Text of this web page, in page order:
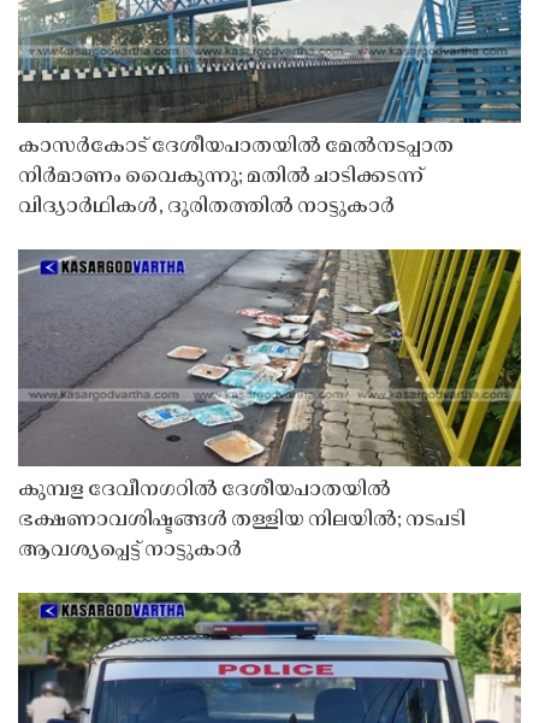
കാസർകോട് ദേശീയപാതയിൽ മേൽനടപ്പാത
നിർമാണം വൈകുന്നു; മതിൽ ചാടിക്കടന്ന്
വിദ്യാർഥികൾ, ദുരിതത്തിൽ നാട്ടുകാർ
കുമ്പള ദേവീനഗറിൽ ദേശീയപാതയിൽ
ഭക്ഷണാവശിഷ്ടങ്ങൾ തള്ളിയ നിലയിൽ; നടപടി
ആവശ്യപ്പെട്ട് നാട്ടുകാർ